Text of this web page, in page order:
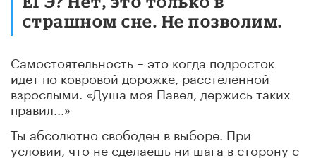
страшном сне. Не позволим.
Самостоятельность – это когда подросток
идет по ковровой дорожке, расстеленной
взрослыми. «Душа моя Павел, держись таких
правил...»
Ты абсолютно свободен в выборе. При
условии, что не сделаешь ни шага в сторону с